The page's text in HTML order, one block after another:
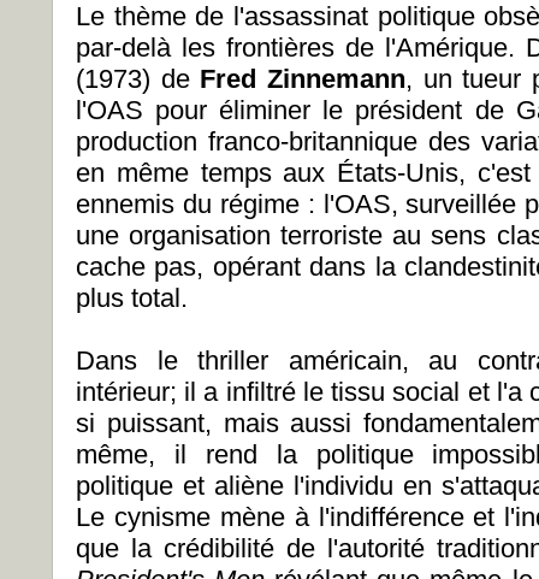
Le thème de l'assassinat politique
par-delà les frontières de l'Amérique.
(1973) de Fred Zinnemann, un tueur
l'OAS pour éliminer le président de
production franco-britannique des
en même temps aux États-Unis,
ennemis du régime : l'OAS, surveillée
une organisation terroriste au sens
cache pas, opérant dans la
plus total.
Dans le thriller américain, au
intérieur; il a infiltré le tissu social et l'a
si puissant, mais aussi
même, il rend la politique
politique et aliène l'individu en
Le cynisme mène à l'indifférence et
que la crédibilité de l'autorité